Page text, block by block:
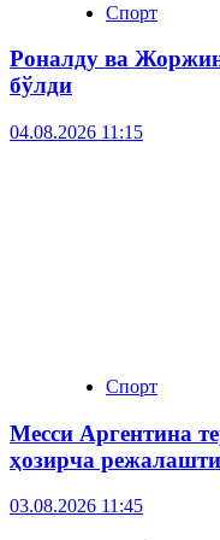
Спорт
Роналду ва
бўлди
04.08.2026 11:15
Спорт
Месси Аргентина
ҳозирча
03.08.2026 11:45